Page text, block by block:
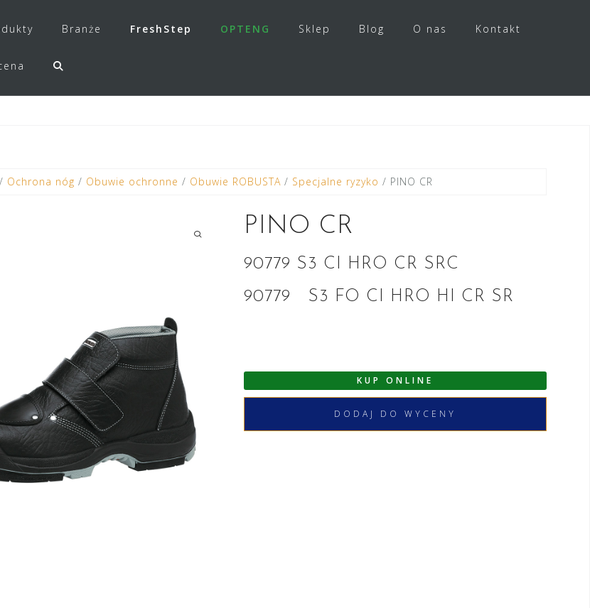
Branże FreshStep OPTENG Sklep Blog O nas Kontakt
/ Ochrona nóg / Obuwie ochronne / Obuwie ROBUSTA/ Specjalne ryzyko / PINO CR
PINO CR
90779 S3 CI HRO CR SRC
90779 S3 FO CI HRO HI CR SR
KUP ONLINE
DODAJ DO WYCENY